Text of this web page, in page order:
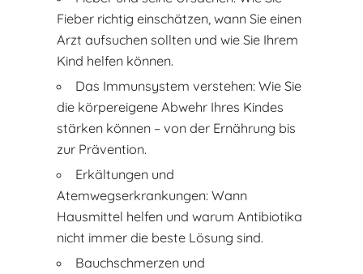
Fieber richtig einschätzen, wann Sie einen
Arzt aufsuchen sollten und wie Sie Ihrem
Kind helfen können.
Das Immunsystem verstehen: Wie Sie
die körpereigene Abwehr Ihres Kindes
stärken können – von der Ernährung bis
zur Prävention.
Erkältungen und
Atemwegserkrankungen: Wann
Hausmittel helfen und warum Antibiotika
nicht immer die beste Lösung sind.
Bauchschmerzen und